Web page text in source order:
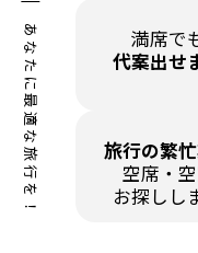
あなたに最適な旅行を！
満席で
代案出せ
旅行の繁忙
空席・
お探しし